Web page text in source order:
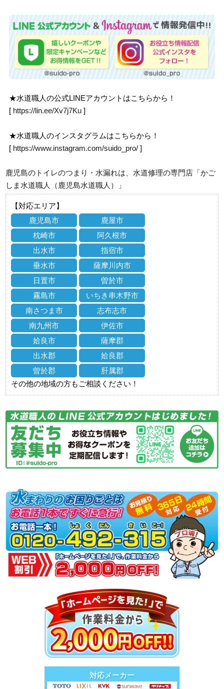
★水道職人の公式LINEアカウントはこちらから！
[ https://lin.ee/Xv7j7Ku ]
★水道職人のインスタグラムはこちらから！
[ https://www.instagram.com/suido_pro/ ]
鹿児島のトイレのつまり・水漏れは、水道修理の専門店「かご
しま水道職人（鹿児島水道職人）」
【対応エリア】
鹿児島市
鹿屋市
枕崎市
阿久根市
出水市
指宿市
垂水市
薩摩川内市
日置市
曽於市
霧島市
いちき串木野市
南さつま市
志布志市
南九州市
伊佐市
姶良市
薩摩郡
出水郡
姶良郡
曽於郡
肝属郡
その他の地域の方もご相談ください！
対応メーカー